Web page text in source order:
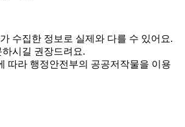
수집한 정보로 실제와 다를 수 있어요.
시길 권장드려요.
따라 행정안전부의 공공저작물을 이용